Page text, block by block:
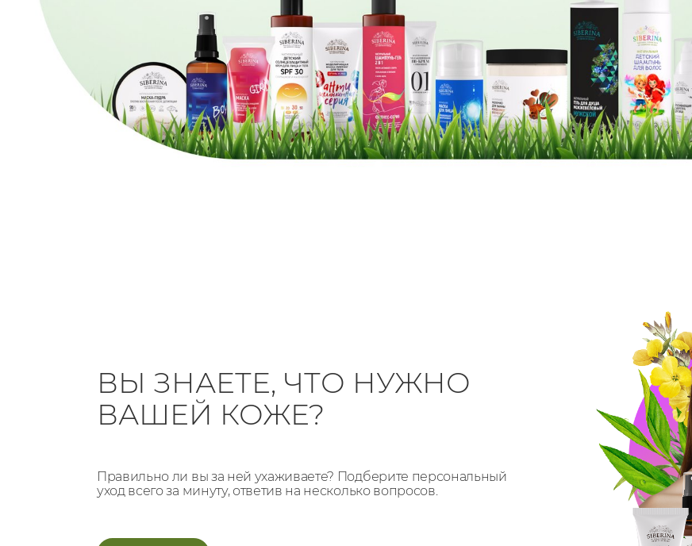
ВЫ ЗНАЕТЕ, ЧТО НУЖНО
ВАШЕЙ КОЖЕ?
Правильно ли вы за ней ухаживаете? Подберите персональный
уход всего за минуту, ответив на несколько вопросов.